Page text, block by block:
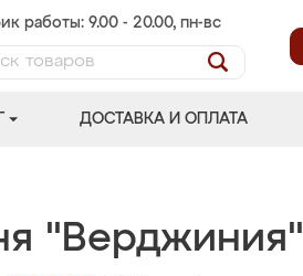
работы: 9.00 - 20.00, пн-вс
ДОСТАВКА И ОПЛАТА
"Верджиния"